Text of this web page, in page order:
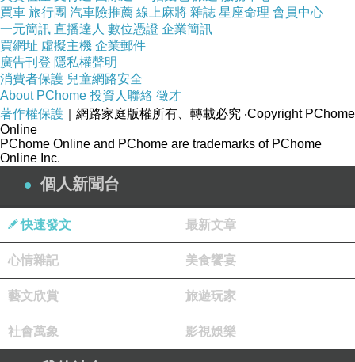
買車 旅行團 汽車險推薦 線上麻將 雜誌 星座命理 會員中心
一元簡訊 直播達人 數位憑證 企業簡訊
買網址 虛擬主機 企業郵件
廣告刊登 隱私權聲明
消費者保護 兒童網路安全
About PChome 投資人聯絡 徵才
著作權保護 ｜網路家庭版權所有、轉載必究 ‧Copyright PChome
Online
PChome Online and PChome are trademarks of PChome
Online Inc.
個人新聞台
快速發文 最新文章
心情雜記 美食饗宴
藝文欣賞 旅遊玩家
社會萬象 影視娛樂